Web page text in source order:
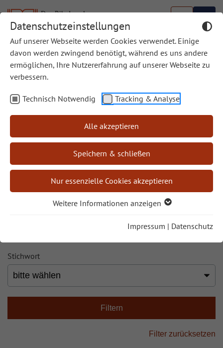
Datenschutzeinstellungen
Auf unserer Webseite werden Cookies verwendet. Einige
davon werden zwingend benötigt, während es uns andere
ermöglichen, Ihre Nutzererfahrung auf unserer Webseite zu
verbessern.
Technisch Notwendig Tracking & Analyse
Alle akzeptieren
Speichern & schließen
Nur essenzielle Cookies akzeptieren
Weitere Informationen anzeigen
Impressum | Datenschutz
Biblische Bücherschau
Die Biblische Bücherschau wird ab Mitte 2024 nicht
Rezensionen interessanter Sachbücher finden Sie
weiterhin in unser Zeitschrift“Bibel und Kirche”
Autor/in
Stichwort